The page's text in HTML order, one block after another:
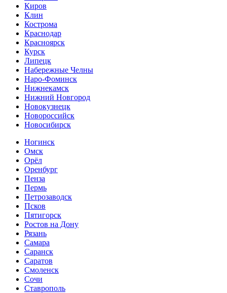
Киров
Клин
Кострома
Краснодар
Красноярск
Курск
Липецк
Набережные Челны
Наро-Фоминск
Нижнекамск
Нижний Новгород
Новокузнецк
Новороссийск
Новосибирск
Ногинск
Омск
Орёл
Оренбург
Пенза
Пермь
Петрозаводск
Псков
Пятигорск
Ростов на Дону
Рязань
Самара
Саранск
Саратов
Смоленск
Сочи
Ставрополь